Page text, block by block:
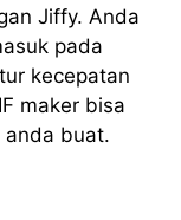
Jiffy. Anda
pada
kecepatan
maker bisa
anda buat.